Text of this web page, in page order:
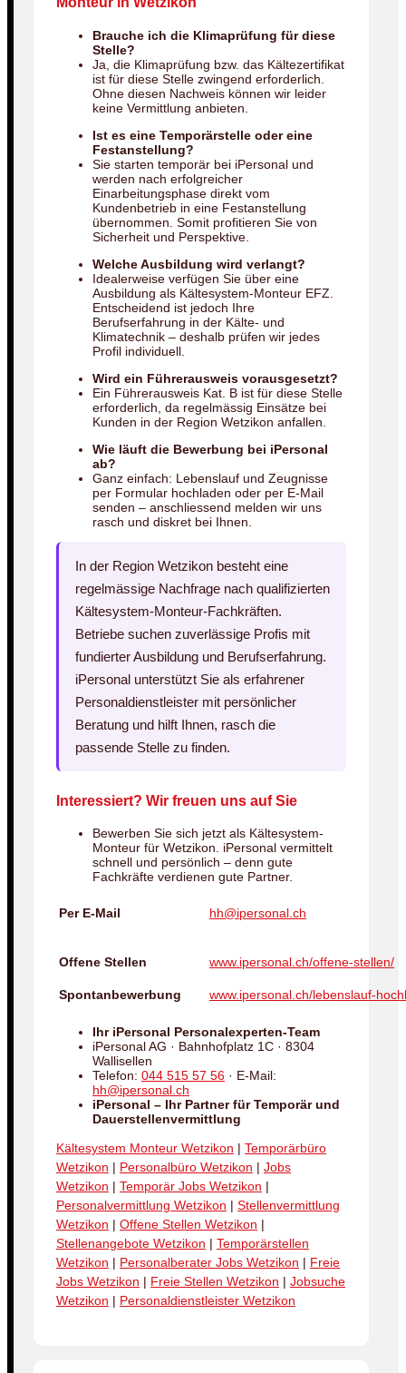
Brauche ich die Klimaprüfung für diese
Stelle?
Ja, die Klimaprüfung bzw. das Kältezertifikat
ist für diese Stelle zwingend erforderlich.
Ohne diesen Nachweis können wir leider
keine Vermittlung anbieten.
Ist es eine Temporärstelle oder eine
Festanstellung?
Sie starten temporär bei iPersonal und
werden nach erfolgreicher
Einarbeitungsphase direkt vom
Kundenbetrieb in eine Festanstellung
übernommen. Somit profitieren Sie von
Sicherheit und Perspektive.
Welche Ausbildung wird verlangt?
Idealerweise verfügen Sie über eine
Ausbildung als Kältesystem-Monteur EFZ.
Entscheidend ist jedoch Ihre
Berufserfahrung in der Kälte- und
Klimatechnik – deshalb prüfen wir jedes
Profil individuell.
Wird ein Führerausweis vorausgesetzt?
Ein Führerausweis Kat. B ist für diese Stelle
erforderlich, da regelmässig Einsätze bei
Kunden in der Region Wetzikon anfallen.
Wie läuft die Bewerbung bei iPersonal
ab?
Ganz einfach: Lebenslauf und Zeugnisse
per Formular hochladen oder per E-Mail
senden – anschliessend melden wir uns
rasch und diskret bei Ihnen.
In der Region Wetzikon besteht eine
regelmässige Nachfrage nach qualifizierten
Kältesystem-Monteur-Fachkräften.
Betriebe suchen zuverlässige Profis mit
fundierter Ausbildung und Berufserfahrung.
iPersonal unterstützt Sie als erfahrener
Personaldienstleister mit persönlicher
Beratung und hilft Ihnen, rasch die
passende Stelle zu finden.
Interessiert? Wir freuen uns auf Sie
Bewerben Sie sich jetzt als Kältesystem-
Monteur für Wetzikon. iPersonal vermittelt
schnell und persönlich – denn gute
Fachkräfte verdienen gute Partner.
Per E-Mail hh@ipersonal.ch
Offene Stellen www.ipersonal.ch/offene-stellen/
Spontanbewerbung www.ipersonal.ch/lebenslauf-
Ihr iPersonal Personalexperten-Team
iPersonal AG · Bahnhofplatz 1C · 8304
Wallisellen
Telefon: 044 515 57 56 · E-Mail:
hh@ipersonal.ch
iPersonal – Ihr Partner für Temporär und
Dauerstellenvermittlung
Kältesystem Monteur Wetzikon | Temporärbüro
Wetzikon | Personalbüro Wetzikon | Jobs
Wetzikon | Temporär Jobs Wetzikon |
Personalvermittlung Wetzikon | Stellenvermittlung
Wetzikon | Offene Stellen Wetzikon |
Stellenangebote Wetzikon | Temporärstellen
Wetzikon | Personalberater Jobs Wetzikon | Freie
Jobs Wetzikon | Freie Stellen Wetzikon | Jobsuche
Wetzikon | Personaldienstleister Wetzikon